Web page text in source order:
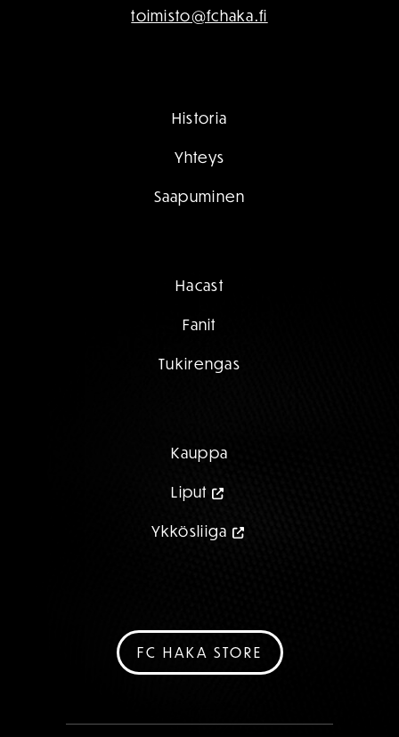
toimisto@fchaka.fi
Historia
Yhteys
Saapuminen
Hacast
Fanit
Tukirengas
Kauppa
Liput
Ykkösliiga
FC HAKA STORE